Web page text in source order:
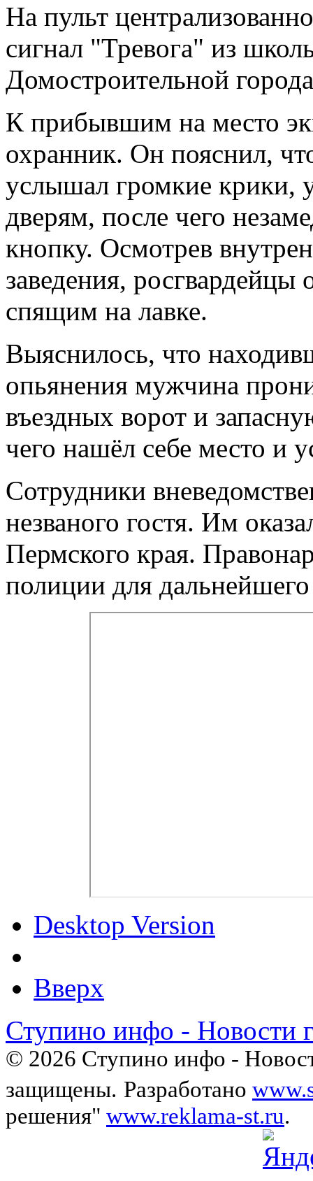
На пульт
сигнал "Тревога" из
Домостроительной
К прибывшим на место
охранник. Он пояснил,
услышал громкие крики,
дверям, после чего
кнопку. Осмотрев
заведения,
спящим на лавке.
Выяснилось, что
опьянения мужчина
въездных ворот и
чего нашёл себе место и
Сотрудники
незваного гостя. Им
Пермского края.
полиции для дальнейшего
Desktop Version
Вверх
Ступино инфо - Новости
© 2026 Ступино инфо -
защищены. Разработано
решения" www.reklama-st.ru.